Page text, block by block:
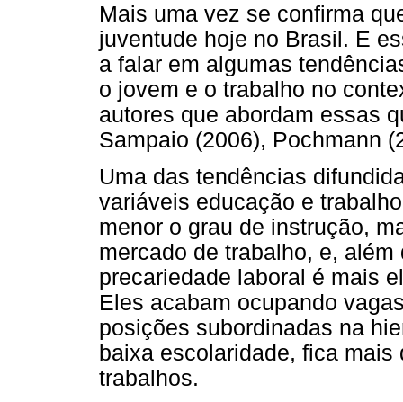
Mais uma vez se confirma
juventude hoje no Brasil. E
a falar em algumas
o jovem e o trabalho no
autores que abordam essas
Sampaio (2006), Pochmann
Uma das tendências
variáveis educação e
menor o grau de instrução,
mercado de trabalho, e,
precariedade laboral é mais
Eles acabam ocupando
posições subordinadas na
baixa escolaridade, fica
trabalhos.